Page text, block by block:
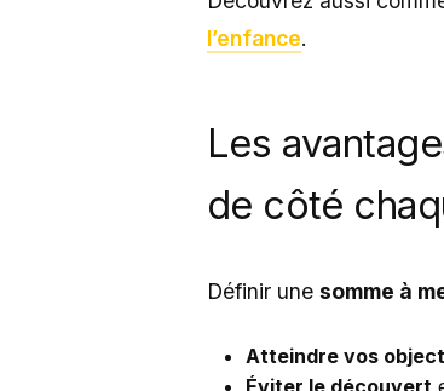
l’enfance.
Les
de côté
Définir une somme à
Atteindre vos